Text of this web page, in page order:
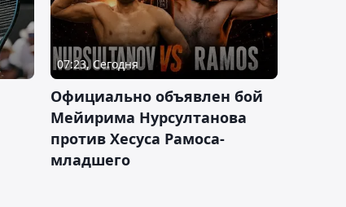
07:23, Сегодня
Официально объявлен бой
Мейирима Нурсултанова
против Хесуса Рамоса-
младшего